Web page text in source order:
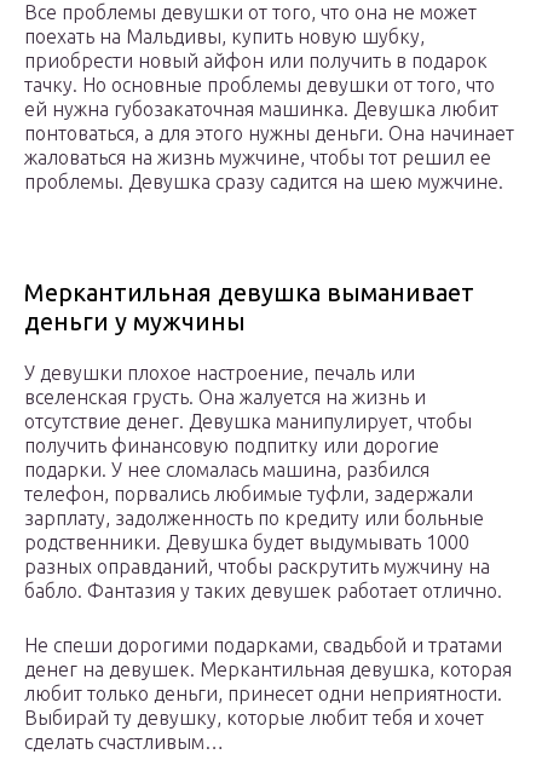
Все проблемы девушки от того, что она не может
поехать на Мальдивы, купить новую шубку,
приобрести новый айфон или получить в подарок
тачку. Но основные проблемы девушки от того, что
ей нужна губозакаточная машинка. Девушка любит
понтоваться, а для этого нужны деньги. Она начинает
жаловаться на жизнь мужчине, чтобы тот решил ее
проблемы. Девушка сразу садится на шею мужчине.
Меркантильная девушка выманивает
деньги у мужчины
У девушки плохое настроение, печаль или
вселенская грусть. Она жалуется на жизнь и
отсутствие денег. Девушка манипулирует, чтобы
получить финансовую подпитку или дорогие
подарки. У нее сломалась машина, разбился
телефон, порвались любимые туфли, задержали
зарплату, задолженность по кредиту или больные
родственники. Девушка будет выдумывать 1000
разных оправданий, чтобы раскрутить мужчину на
бабло. Фантазия у таких девушек работает отлично.
Не спеши дорогими подарками, свадьбой и тратами
денег на девушек. Меркантильная девушка, которая
любит только деньги, принесет одни неприятности.
Выбирай ту девушку, которые любит тебя и хочет
сделать счастливым…